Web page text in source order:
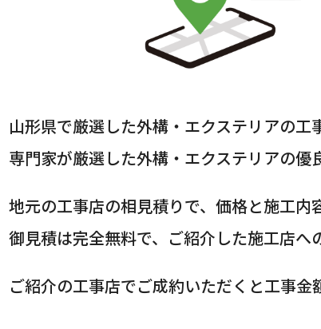
山形県で厳選した外構・エクステリアの工
専門家が厳選した外構・エクステリアの優
地元の工事店の相見積りで、価格と施工内
御見積は完全無料で、ご紹介した施工店へ
ご紹介の工事店でご成約いただくと工事金